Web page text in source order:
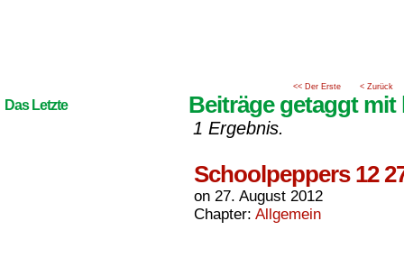
<< Der Erste < Zurück
Das Letzte Beiträge getaggt mit
1 Ergebnis.
Schoolpeppers 12
on 27. August 2012
Chapter: Allgemein